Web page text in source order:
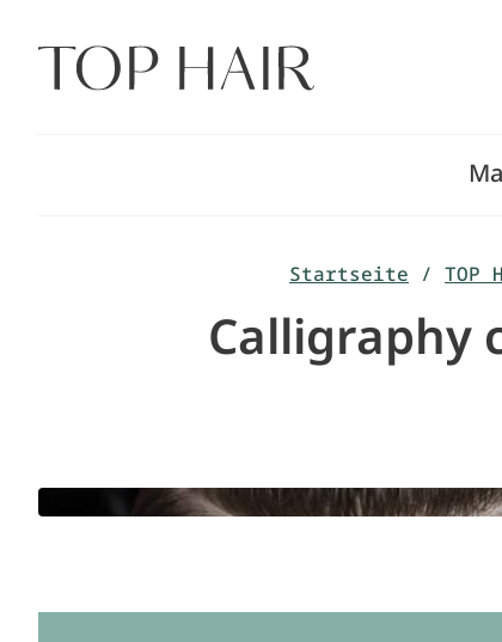
Inhalt
springen
Startseite / TOP
Calligraphy